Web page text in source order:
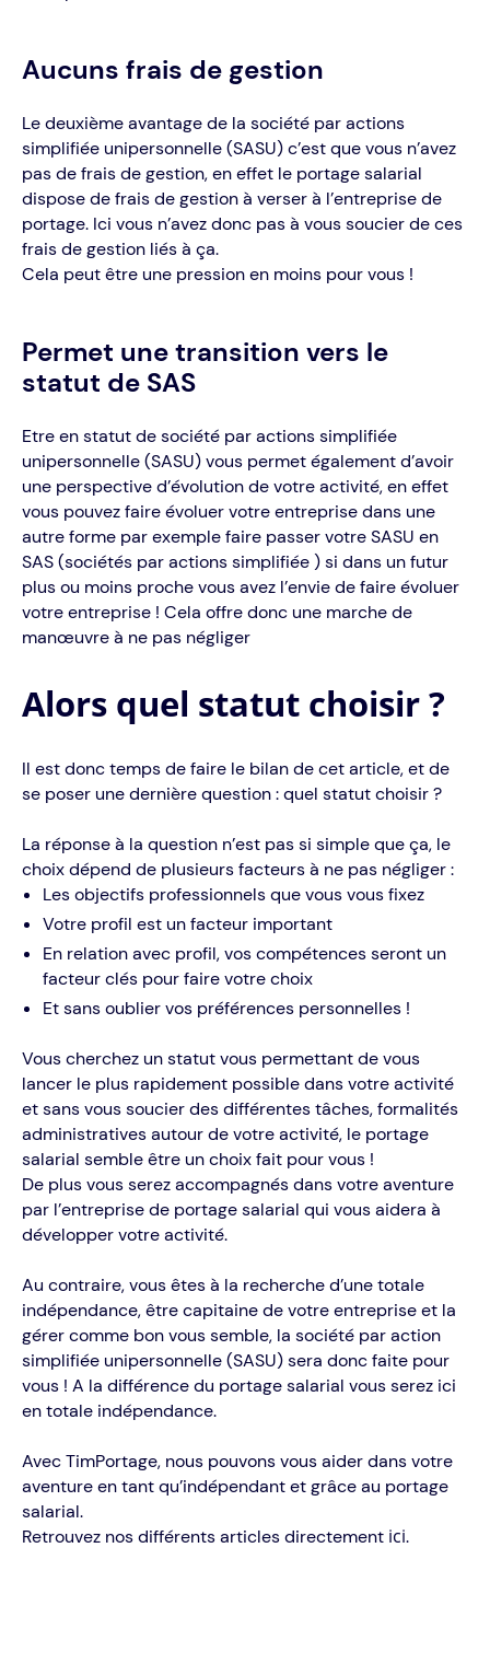
Aucuns frais de gestion
Le deuxième avantage de la société par actions
simplifiée unipersonnelle (SASU) c’est que vous n’avez
pas de frais de gestion, en effet le portage salarial
dispose de frais de gestion à verser à l’entreprise de
portage. Ici vous n’avez donc pas à vous soucier de ces
frais de gestion liés à ça.
Cela peut être une pression en moins pour vous !
Permet une transition vers le
statut de SAS
Être en statut de société par actions simplifiée
unipersonnelle (SASU) vous permet également d’avoir
une perspective d’évolution de votre activité, en effet
vous pouvez faire évoluer votre entreprise dans une
autre forme par exemple faire passer votre SASU en
SAS (sociétés par actions simplifiée ) si dans un futur
plus ou moins proche vous avez l’envie de faire évoluer
votre entreprise ! Cela offre donc une marche de
manœuvre à ne pas négliger
Alors quel statut choisir ?
Il est donc temps de faire le bilan de cet article, et de
se poser une dernière question : quel statut choisir ?
La réponse à la question n’est pas si simple que ça, le
choix dépend de plusieurs facteurs à ne pas négliger :
Les objectifs professionnels que vous vous fixez
Votre profil est un facteur important
En relation avec profil, vos compétences seront un
facteur clés pour faire votre choix
Et sans oublier vos préférences personnelles !
Vous cherchez un statut vous permettant de vous
lancer le plus rapidement possible dans votre activité
et sans vous soucier des différentes tâches, formalités
administratives autour de votre activité, le portage
salarial semble être un choix fait pour vous !
De plus vous serez accompagnés dans votre aventure
par l’entreprise de portage salarial qui vous aidera à
développer votre activité.
Au contraire, vous êtes à la recherche d’une totale
indépendance, être capitaine de votre entreprise et la
gérer comme bon vous semble, la société par action
simplifiée unipersonnelle (SASU) sera donc faite pour
vous ! À la différence du portage salarial vous serez ici
en totale indépendance.
Avec TimPortage, nous pouvons vous aider dans votre
aventure en tant qu’indépendant et grâce au portage
salarial.
Retrouvez nos différents articles directement ici.